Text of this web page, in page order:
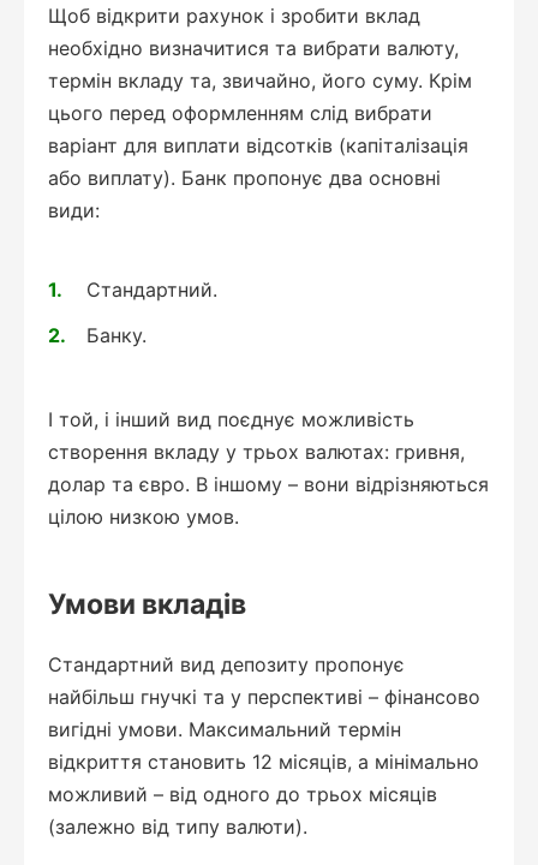
Щоб відкрити рахунок і зробити вклад
необхідно визначитися та вибрати валюту,
термін вкладу та, звичайно, його суму. Крім
цього перед оформленням слід вибрати
варіант для виплати відсотків (капіталізація
або виплату). Банк пропонує два основні
види:
Стандартний.
Банку.
І той, і інший вид поєднує можливість
створення вкладу у трьох валютах: гривня,
долар та євро. В іншому – вони відрізняються
цілою низкою умов.
Умови вкладів
Стандартний вид депозиту пропонує
найбільш гнучкі та у перспективі – фінансово
вигідні умови. Максимальний термін
відкриття становить 12 місяців, а мінімально
можливий – від одного до трьох місяців
(залежно від типу валюти).